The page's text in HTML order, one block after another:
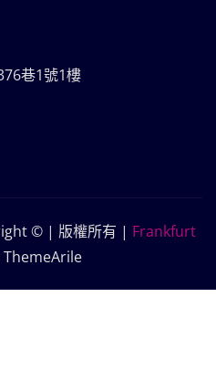
巷1號1樓
© | 版權所有 | Frankfurt
ThemeArile